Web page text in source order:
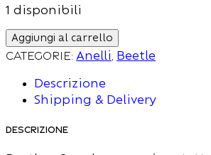
1 disponibili
Aggiungi al carrello
Categorie: Anelli Beetle
Descrizione
Shipping & Delivery
Descrizione